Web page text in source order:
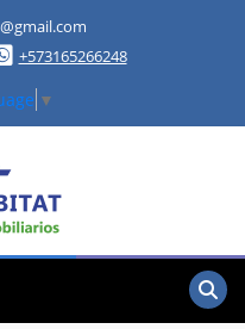
+573165266248
▼